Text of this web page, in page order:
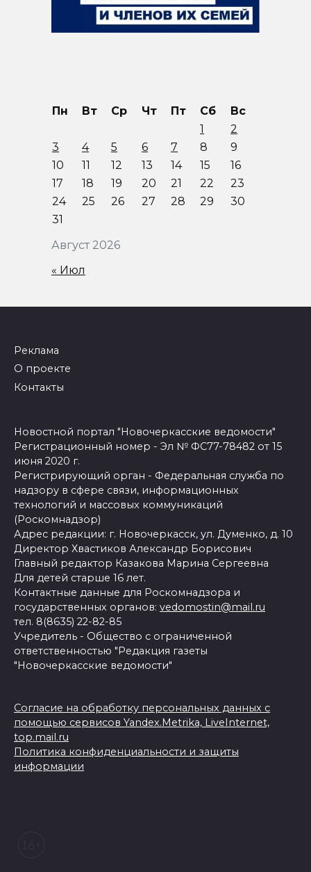
Август 2026
Пн Вт Ср Чт Пт Сб
Вс
1
2
3
4 5 6 7 8
9
10
11 12 13 14 15
16
17
18 19 20 21 22
23
24
25 26 27 28 29
30
31
« Июл
Реклама
О проекте
Контакты
Новостной портал "Новочеркасские ведомости"
Регистрационный номер - Эл № ФС77-78482 от 15
июня 2020 г.
Регистрирующий орган - Федеральная служба по
надзору в сфере связи, информационных
технологий и массовых коммуникаций
(Роскомнадзор)
Адрес редакции: г. Новочеркасск, ул. Думенко, д. 10
Директор Хвастиков Александр Борисович
Главный редактор Казакова Марина Сергеевна
Для детей старше 16 лет.
Контактные данные для Роскомнадзора и
государственных органов: vedomostin@mail.ru
тел. 8(8635) 22-82-85
Учредитель - Общество с ограниченной
ответственностью "Редакция газеты
"Новочеркасские ведомости"
Согласие на обработку персональных данных с
помощью сервисов Yandex.Metrika, LiveInternet,
top.mail.ru
Политика конфиденциальности и защиты
информации